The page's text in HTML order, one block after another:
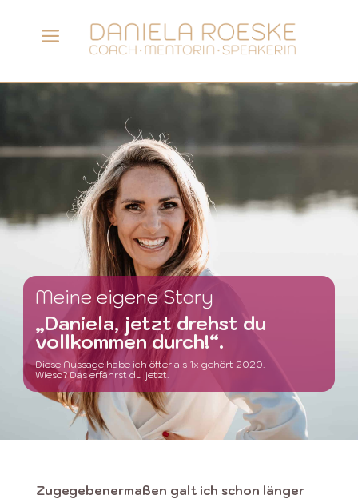
a
Meine eigene Story
„Daniela, jetzt drehst du
vollkommen durch!“.
Diese Aussage habe ich öfter als 1x gehört 2020.
Wieso? Das erfährst du jetzt.
Zugegebenermaßen galt ich schon länger